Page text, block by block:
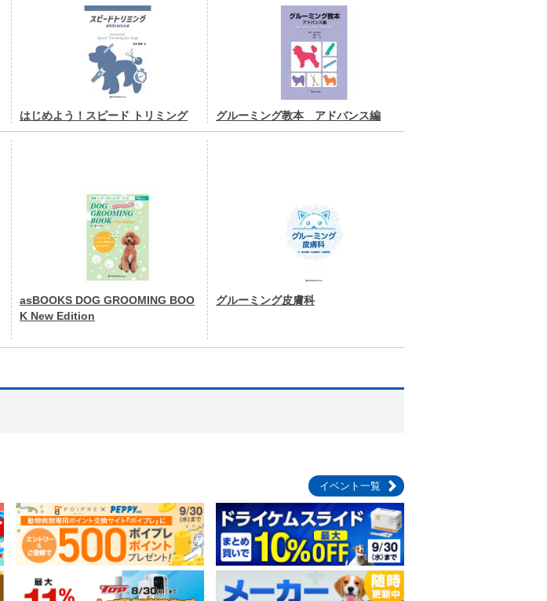
はじめよう！スピード トリミング グルーミング教本 アドバンス編
asBOOKS DOG GROOMING BOO
K New Edition
グルーミング皮膚科
イベント一覧